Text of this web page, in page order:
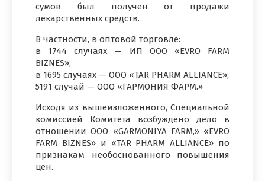
сумов был получен от продажи
лекарственных средств.
В частности, в оптовой торговле:
в 1744 случаях — ИП ООО «EVRO FARM
BIZNES»;
в 1695 случаях — ООО «TAR PHARM ALLIANCE»;
5191 случай — ООО «ГАРМОНИЯ ФАРМ.»
Исходя из вышеизложенного, Специальной
комиссией Комитета возбуждено дело в
отношении ООО «GARMONIYA FARM,» «EVRO
FARM BIZNES» и «TAR PHARM ALLIANCE» по
признакам необоснованного повышения
цен.